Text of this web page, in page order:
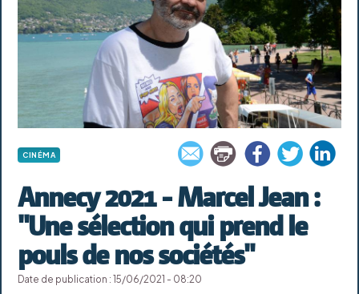
CINÉMA
Annecy 2021 - Marcel Jean :
"Une sélection qui prend le
pouls de nos sociétés"
Date de publication : 15/06/2021 - 08:20